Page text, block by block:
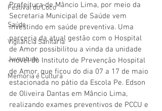
Festival do Coco
Saúde
Vigilãncia Sanitária
Juventude
Memória e Cultura
Prefeitura de Mâncio Lima, por meio da
Secretaria Municipal de Saúde vem
investindo em saúde preventiva. Uma
parceria da atual gestão com o Hospital
de Amor possibilitou a vinda da unidade
móvel do Instituto de Prevenção Hospital
de Amor, que ficou do dia 07 a 17 de maio
estacionada no pátio da Escola Pe. Edson
de Oliveira Dantas em Mâncio Lima,
realizando exames preventivos de PCCU e